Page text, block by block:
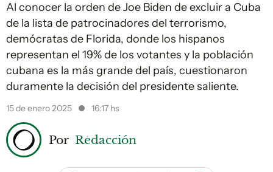
Al conocer la orden de Joe Biden de excluir a Cuba
de la lista de patrocinadores del terrorismo,
demócratas de Florida, donde los hispanos
representan el 19% de los votantes y la población
cubana es la más grande del país, cuestionaron
duramente la decisión del presidente saliente.
15 de enero 2025 16:17 hs
Por Redacción